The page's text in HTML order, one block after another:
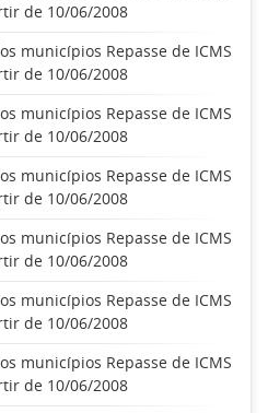
de 10/06/2008
municípios Repasse de ICMS
de 10/06/2008
municípios Repasse de ICMS
de 10/06/2008
municípios Repasse de ICMS
de 10/06/2008
municípios Repasse de ICMS
de 10/06/2008
municípios Repasse de ICMS
de 10/06/2008
municípios Repasse de ICMS
de 10/06/2008